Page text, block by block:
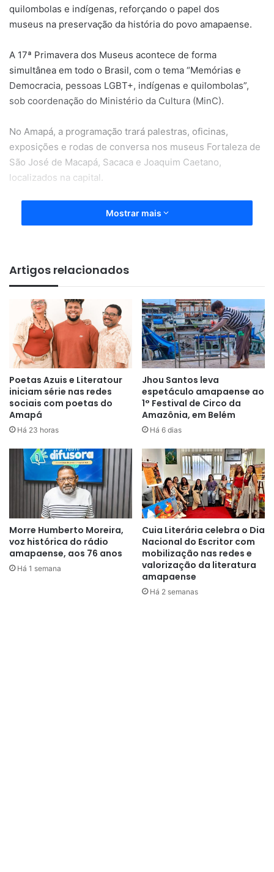
quilombolas e indígenas, reforçando o papel dos
museus na preservação da história do povo amapaense.
A 17ª Primavera dos Museus acontece de forma
simultânea em todo o Brasil, com o tema “Memórias e
Democracia, pessoas LGBT+, indígenas e quilombolas”,
sob coordenação do Ministério da Cultura (MinC).
No Amapá, a programação trará palestras, oficinas,
exposições e rodas de conversa nos museus Fortaleza de
São José de Macapá, Sacaca e Joaquim Caetano,
localizados na capital.
Também participam do evento espaços como o Centro de
Estudos e Pesquisas Arqueológicas e Patrimoniais do
Pereira Lau, administrado pela Academia de Batuque e
Marabaixo.
Segundo a coordenadora de Preservação do Patrimônio
Histórico da Secretaroa de Estado de Cultura (Secult),
Simone de Jesus, o momento será uma integração
importante para comunidade museológica do Amapá.
“Teremos a participação de
comunidades tradicionais de
diversos lugares do Amapá, como
povos indígenas do Oiapoque,
que trarão suas exposições e
conhecimentos, além das
benzedeiras e parteiras
tradicionais, que terão um
Mostrar mais
Artigos relacionados
Poetas Azuis e Literatour
iniciam série nas redes
sociais com poetas do
Amapá
Há 23 horas
Jhou Santos leva
espetáculo amapaense ao
1° Festival de Circo da
Amazônia, em Belém
Há 6 dias
Morre Humberto Moreira,
voz histórica do rádio
amapaense, aos 76 anos
Há 1 semana
Cuia Literária celebra o Dia
Nacional do Escritor com
mobilização nas redes e
valorização da literatura
amapaense
Há 2 semanas